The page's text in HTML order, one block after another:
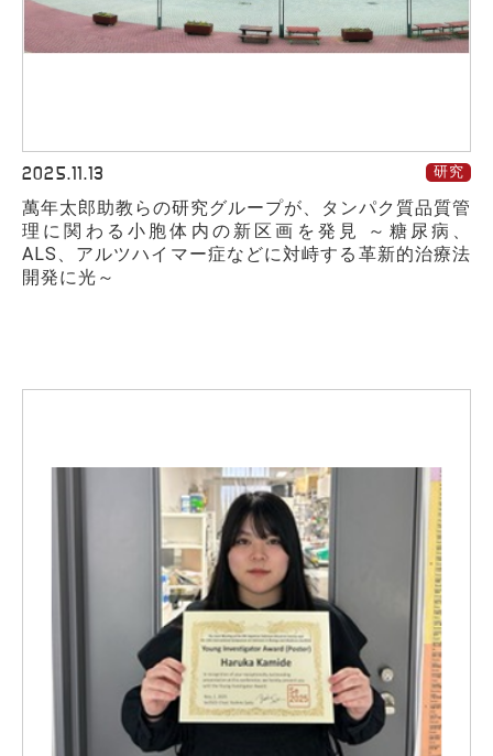
2025.11.13 研究
萬年太郎助教らの研究グループが、タンパク質品質管
理に関わる小胞体内の新区画を発見 ～糖尿病、
ALS、アルツハイマー症などに対峙する革新的治療法
開発に光～